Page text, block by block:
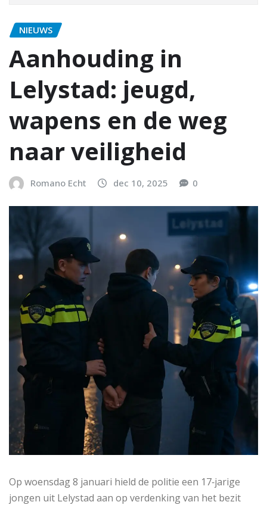
NIEUWS
Aanhouding in
Lelystad: jeugd,
wapens en de weg
naar veiligheid
Romano Echt dec 10, 2025 0
Op woensdag 8 januari hield de politie een 17‑jarige
jongen uit Lelystad aan op verdenking van het bezit